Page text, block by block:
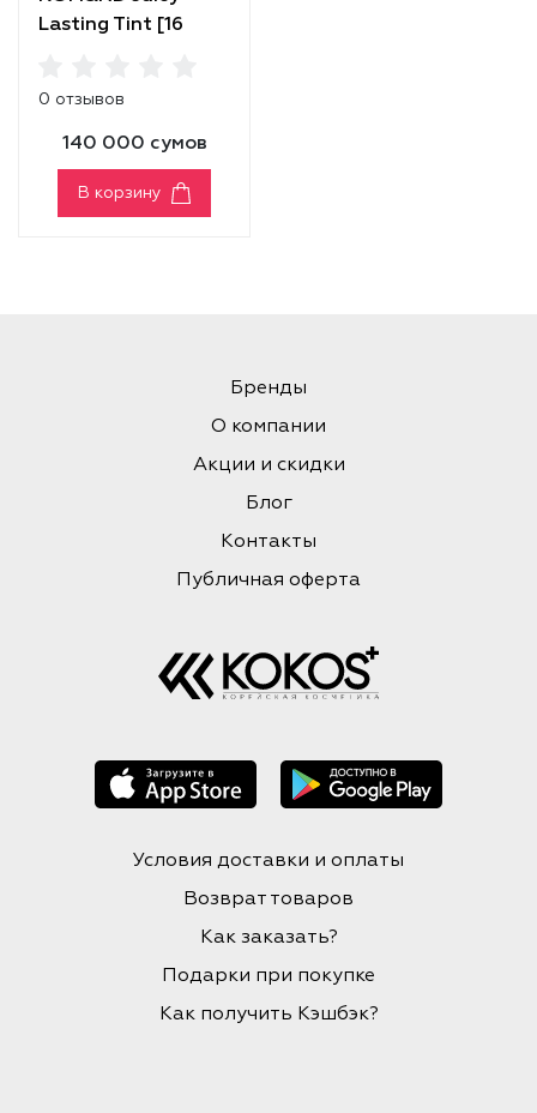
Lasting Tint [16
0 отзывов
140 000 сумов
В корзину
Бренды
О компании
Акции и скидки
Блог
Контакты
Публичная оферта
Условия доставки и оплаты
Возврат товаров
Как заказать?
Подарки при покупке
Как получить Кэшбэк?